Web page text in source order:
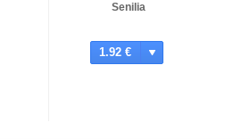
Senilia
1.92 €